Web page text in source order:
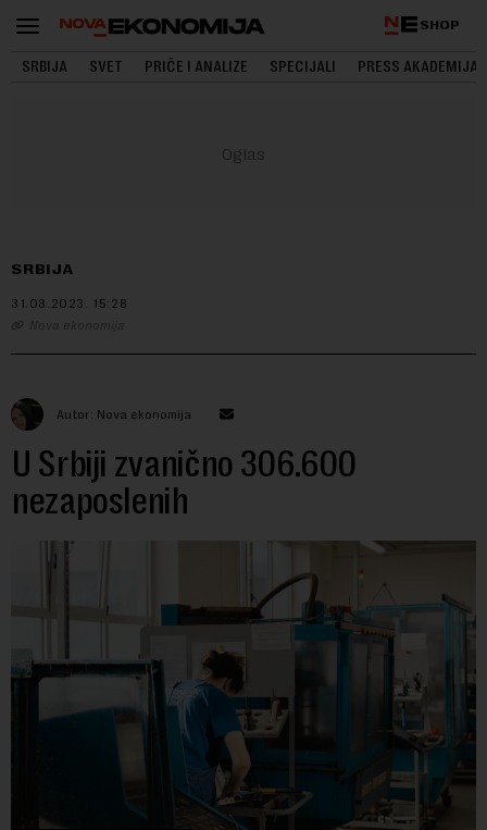
SHOP
SRBIJA SVET PRIČE I ANALIZE SPECIJALI PRESS AKADEMIJA
SRBIJA
31.08.2023. 15:28
Nova ekonomija
Autor: Nova ekonomija
U Srbiji zvanično 306.600
nezaposlenih